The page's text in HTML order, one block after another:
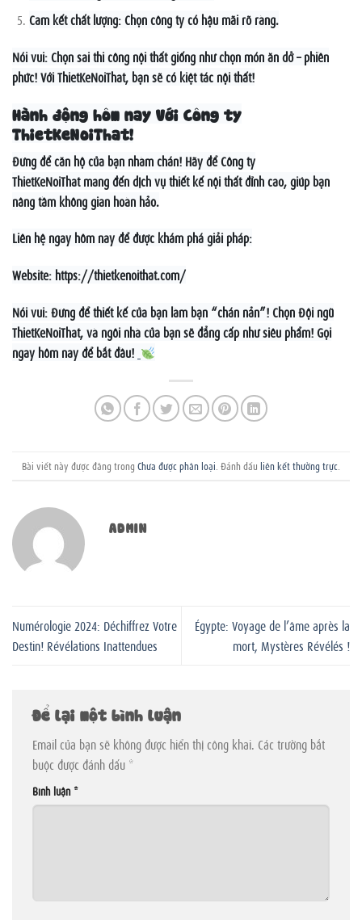
Cam kết chất lượng: Chọn công ty có hậu mãi rõ ràng.
Nói vui: Chọn sai thi công nội thất giống như chọn món ăn dở – phiền
phức! Với ThietKeNoiThat, bạn sẽ có kiệt tác nội thất!
Hành động hôm nay Với Công ty
ThietKeNoiThat!
Đừng để căn hộ của bạn nhàm chán! Hãy để Công ty
ThietKeNoiThat mang đến dịch vụ thiết kế nội thất đỉnh cao, giúp bạn
nâng tầm không gian hoàn hảo.
Liên hệ ngay hôm nay để được khám phá giải pháp:
Website: https://thietkenoithat.com/
Nói vui: Đừng để thiết kế của bạn làm bạn “chán nản”! Chọn Đội ngũ
ThietKeNoiThat, và ngôi nhà của bạn sẽ đẳng cấp như siêu phẩm! Gọi
ngay hôm nay để bắt đầu!
Bài viết này được đăng trong Chưa được phân loại . Đánh dấu liên kết thường trực
ADMIN
Numérologie 2024: Déchiffrez Votre
Destin! Révélations Inattendues
Égypte: Voyage de l’âme après la
mort, Mystères Révélés !
Để lại một bình luận
Email của bạn sẽ không được hiển thị công khai. Các trường bắt
buộc được đánh dấu *
Bình luận *